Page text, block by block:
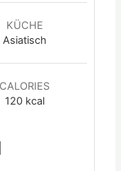
KÜCHE
Asiatisch
CALORIES
120 kcal